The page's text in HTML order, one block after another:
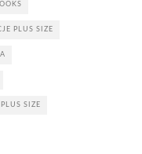
PLUS SIZE
SIZE